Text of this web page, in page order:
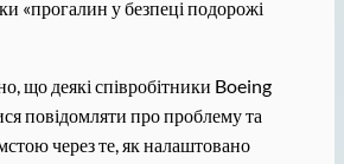
«прогалин у безпеці подорожі
що деякі співробітники Boeing
повідомляти про проблему та
через те, як налаштовано